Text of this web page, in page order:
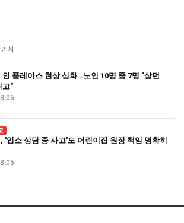
사
인 플레이스 현상 심화…노인 10명 중 7명 "살던
고"
'입소 상담 중 사고'도 어린이집 원장 책임 명확히